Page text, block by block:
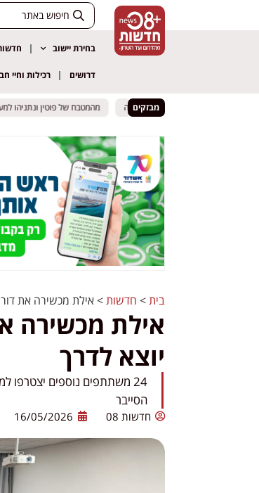
בחירת יישוב
דרושים רכילות וחיי
מבזקים
נעצר בחשד לאלימות במשפחה מהמטבח של פוטין ונתניהו נעצר בחשד לאלימות במשפחה מהמטבח של פוטין ונתניהו
בית> חדשות>אילת מכשירה את
אילת מכשירה
יוצא לדרך
24 משתתפים נוספים
הסייבר
חדשות 08 16/05/2026